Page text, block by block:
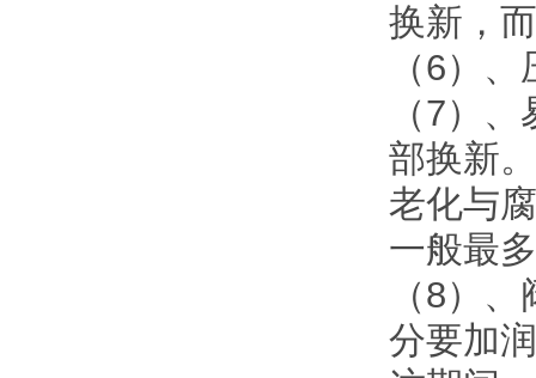
换新，
（6）
（7）
部换新
老化与
一般最
（8）
分要加